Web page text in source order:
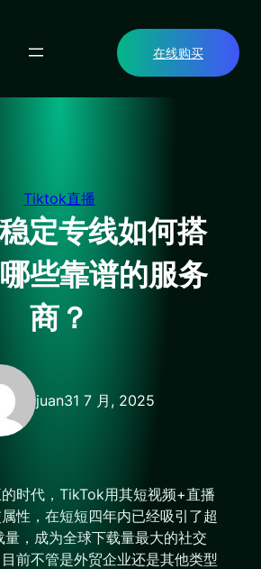
在线购买
Tiktok直播
定专线如何搭
些靠谱的服务
商？
juan31 7 月, 2025
时代，TikTok用其短视频+直播
性，在短短四年内已经吸引了超
，成为全球下载量最大的社交
前不管是外贸企业还是其他类型